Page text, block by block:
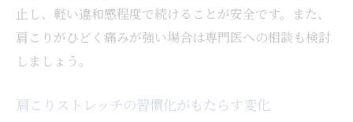
肩こりに効くストレッチを短時間で実践す
る
肩こり緩和のための日常習慣の見直し方
止し、軽い違和感程度で続けることが安全です。また、
肩こりがひどく痛みが強い場合は専門医への相談も検討
しましょう。
肩こりストレッチの習慣化がもたらす変化